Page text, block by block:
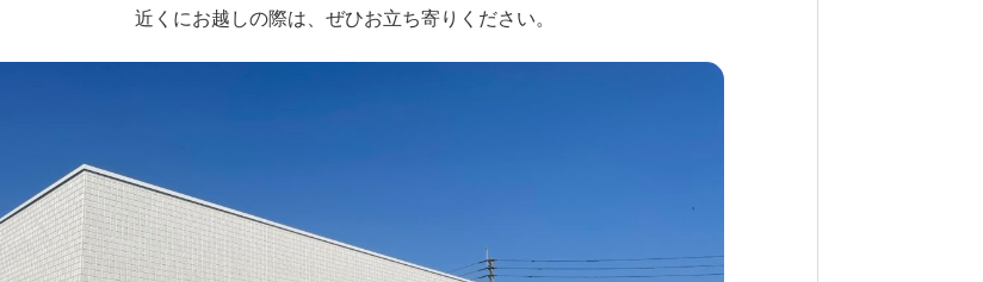
近くにお越しの際は、ぜひお立ち寄りください。